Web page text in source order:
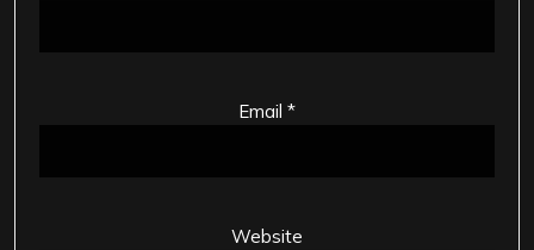
Email *
Website